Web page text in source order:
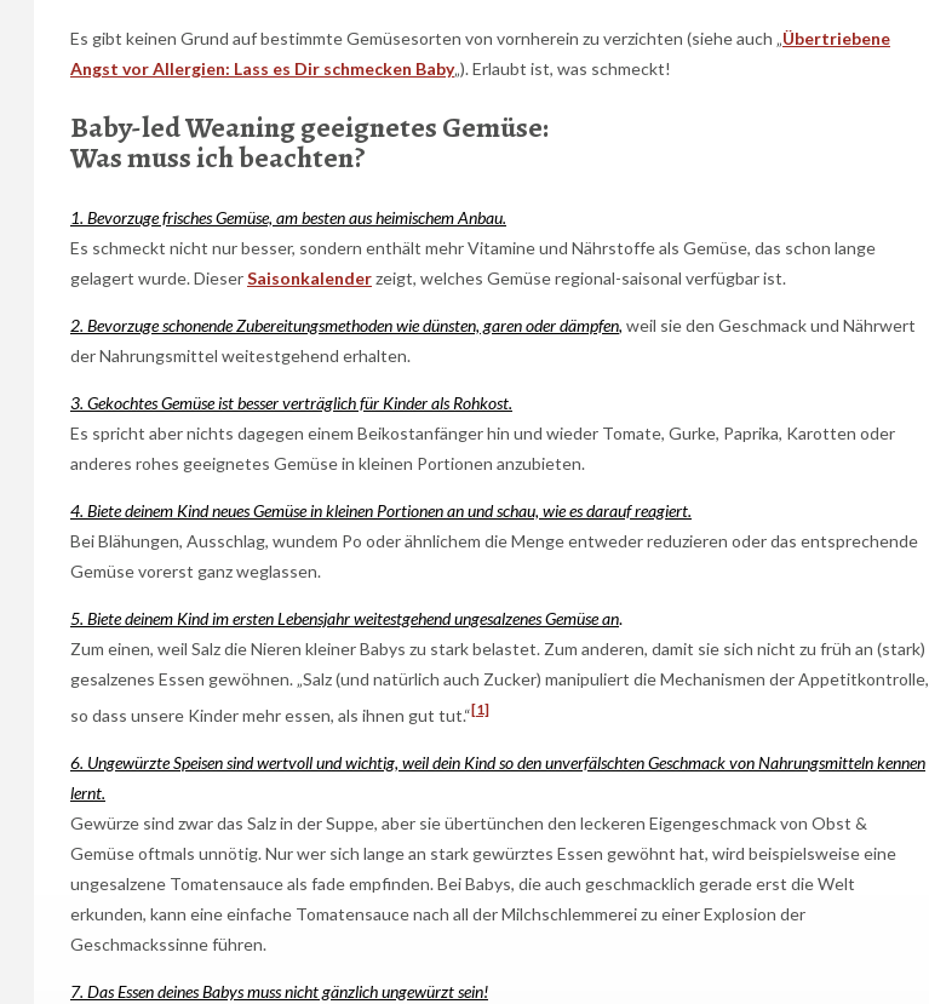
Es gibt keinen Grund auf bestimmte Gemüsesorten von vornherein zu verzichten (siehe auch „Übertriebene
Angst vor Allergien: Lass es Dir schmecken Baby„). Erlaubt ist, was schmeckt!
Baby-led Weaning geeignetes Gemüse:
Was muss ich beachten?
1. Bevorzuge frisches Gemüse, am besten aus heimischem Anbau.
Es schmeckt nicht nur besser, sondern enthält mehr Vitamine und Nährstoffe als Gemüse, das schon lange
gelagert wurde. DieserSaisonkalenderzeigt, welches Gemüse regional-saisonal verfügbar ist.
2. Bevorzuge schonende Zubereitungsmethoden wie dünsten, garen oder dämpfen, weil sie den Geschmack und Nährwert
der Nahrungsmittel weitestgehend erhalten.
3. Gekochtes Gemüse ist besser verträglich für Kinder als Rohkost.
Es spricht aber nichts dagegen einem Beikostanfänger hin und wieder Tomate, Gurke, Paprika, Karotten oder
anderes rohes geeignetes Gemüse in kleinen Portionen anzubieten.
4. Biete deinem Kind neues Gemüse in kleinen Portionen an und schau, wie es darauf reagiert.
Bei Blähungen, Ausschlag, wundem Po oder ähnlichem die Menge entweder reduzieren oder das entsprechende
Gemüse vorerst ganz weglassen.
5. Biete deinem Kind im ersten Lebensjahr weitestgehend ungesalzenes Gemüse an.
Zum einen, weil Salz die Nieren kleiner Babys zu stark belastet. Zum anderen, damit sie sich nicht zu früh an (stark)
gesalzenes Essen gewöhnen. „Salz (und natürlich auch Zucker) manipuliert die Mechanismen der Appetitkontrolle,
so dass unsere Kinder mehr essen, als ihnen gut tut.“[1]
6. Ungewürzte Speisen sind wertvoll und wichtig, weil dein Kind so den unverfälschten Geschmack von Nahrungsmitteln kennen
lernt.
Gewürze sind zwar das Salz in der Suppe, aber sie übertünchen den leckeren Eigengeschmack von Obst &
Gemüse oftmals unnötig. Nur wer sich lange an stark gewürztes Essen gewöhnt hat, wird beispielsweise eine
ungesalzene Tomatensauce als fade empfinden. Bei Babys, die auch geschmacklich gerade erst die Welt
erkunden, kann eine einfache Tomatensauce nach all der Milchschlemmerei zu einer Explosion der
Geschmackssinne führen.
7. Das Essen deines Babys muss nicht gänzlich ungewürzt sein!